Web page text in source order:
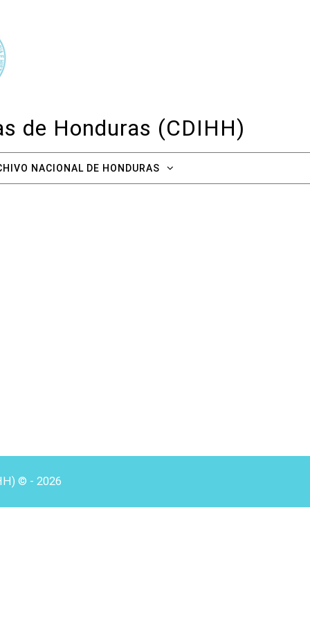
de Honduras (CDIHH)
NACIONAL DE HONDURAS
© - 2026